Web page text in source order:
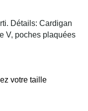
Détails: Cardigan
V, poches plaquées
votre taille